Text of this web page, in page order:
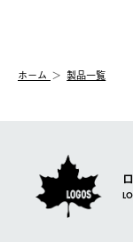
【配送業者】
佐川急便にて配送さ
一度お手元の商品を
ホーム 製品一覧